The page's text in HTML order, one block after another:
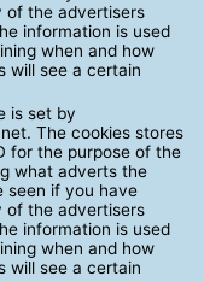
of the advertisers
information is used
when and how
will see a certain
is set by
The cookies stores
for the purpose of the
what adverts the
seen if you have
of the advertisers
information is used
when and how
will see a certain